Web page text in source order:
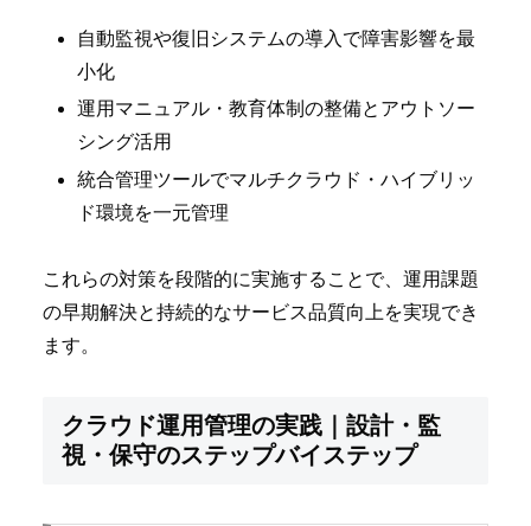
自動監視や復旧システムの導入で障害影響を最
小化
運用マニュアル・教育体制の整備とアウトソー
シング活用
統合管理ツールでマルチクラウド・ハイブリッ
ド環境を一元管理
これらの対策を段階的に実施することで、運用課題
の早期解決と持続的なサービス品質向上を実現でき
ます。
クラウド運用管理の実践｜設計・監
視・保守のステップバイステップ